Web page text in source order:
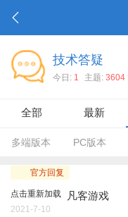
技术答疑
今日: 1 主题: 3604
全部 最新
多端版本 PC版本
官方回复
点击重新加载 凡客游戏
2021-7-10